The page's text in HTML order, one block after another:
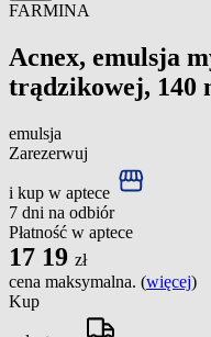
FARMINA
Acnex, emulsja
trądzikowej, 140
emulsja
Zarezerwuj
i kup w aptece
7 dni na odbiór
Płatność w aptece
17 19 zł
cena maksymalna. (więcej)
Kup